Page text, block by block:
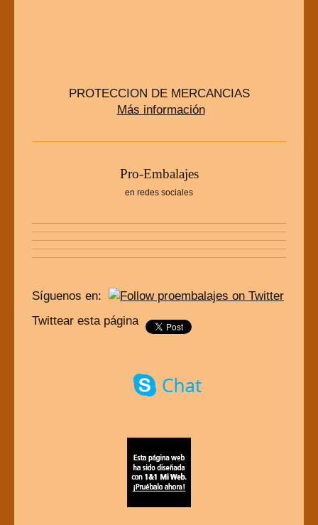
PROTECCION DE MERCANCIAS
Más información
Pro-Embalajes
en redes sociales
Síguenos en:
Twittear esta página